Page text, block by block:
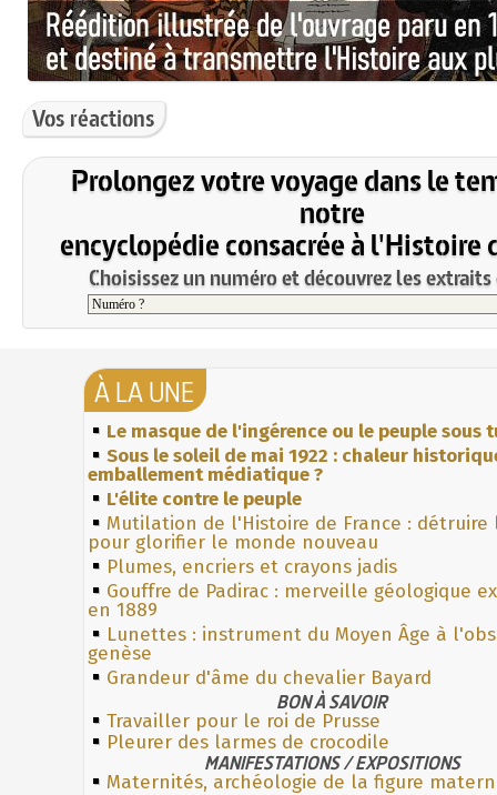
Vos réactions
Prolongez votre voyage dans le
notre
encyclopédie consacrée à l'Histoire
Choisissez un numéro et découvrez les
À LA UNE
Le masque de l'ingérence ou le peuple sous
Sous le soleil de mai 1922 : chaleur
emballement médiatique ?
L'élite contre le peuple
Mutilation de l'Histoire de France : détruire
pour glorifier le monde nouveau
Plumes, encriers et crayons jadis
Gouffre de Padirac : merveille géologique
en 1889
Lunettes : instrument du Moyen Âge à
genèse
Grandeur d'âme du chevalier Bayard
BON À SAVOIR
Travailler pour le roi de Prusse
Pleurer des larmes de crocodile
MANIFESTATIONS / EXPOSITIONS
Maternités, archéologie de la figure